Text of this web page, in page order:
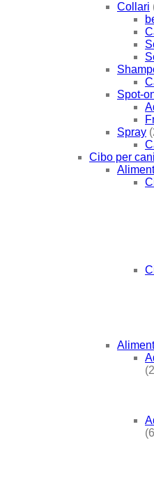
Collari
Spot-
Spray
Cibo per cani